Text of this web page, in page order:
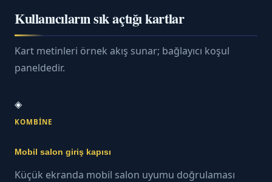
Kullanıcıların sık açtığı kartlar
Kart metinleri örnek akış sunar; bağlayıcı koşul
paneldedir.
◈
KOMBINE
Mobil salon giriş kapısı
Küçük ekranda mobil salon uyumu doğrulaması